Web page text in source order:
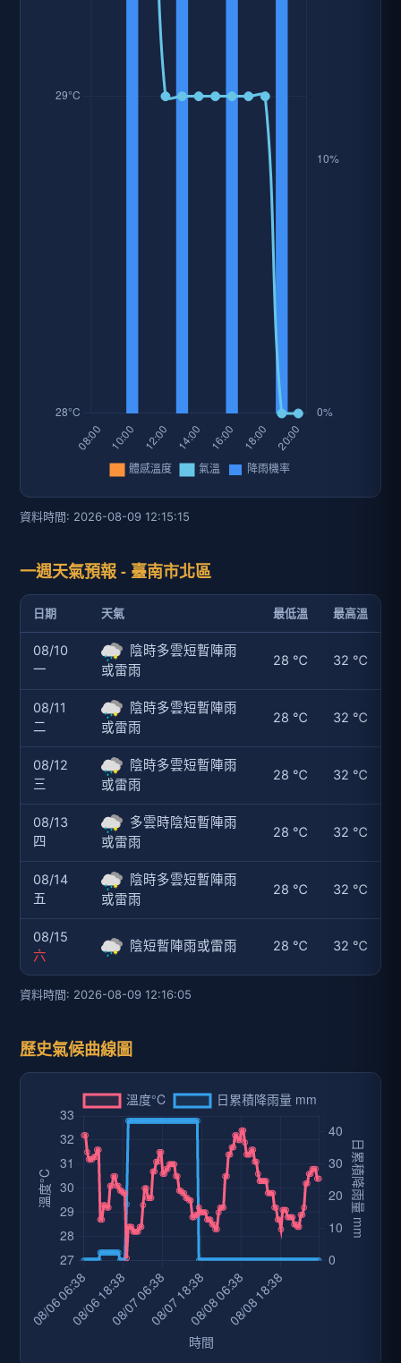
資料時間: 2026-08-09 12:15:15
一週天氣預報 - 臺南市北區
日期 天氣 最低溫 最高溫
08/10
一
陰時多雲短暫陣雨
或雷雨
28 ℃ 32 ℃
08/11
二
陰時多雲短暫陣雨
或雷雨
28 ℃ 32 ℃
08/12
三
陰時多雲短暫陣雨
或雷雨
28 ℃ 32 ℃
08/13
四
多雲時陰短暫陣雨
或雷雨
28 ℃ 32 ℃
08/14
五
陰時多雲短暫陣雨
或雷雨
28 ℃ 32 ℃
08/15
六
陰短暫陣雨或雷雨 28 ℃ 32 ℃
資料時間: 2026-08-09 12:16:05
歷史氣候曲線圖